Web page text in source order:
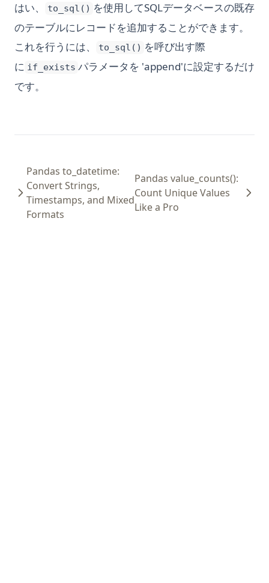
はい、 to_sql() を使用してSQLデータベースの既存
のテーブルにレコードを追加することができます。
これを行うには、
to_sql() を呼び出す際
に if_exists パラメータを 'append'に設定するだけ
です。
Pandas to_datetime:
Convert Strings,
Timestamps, and Mixed
Formats
Pandas value_counts():
Count Unique Values
Like a Pro